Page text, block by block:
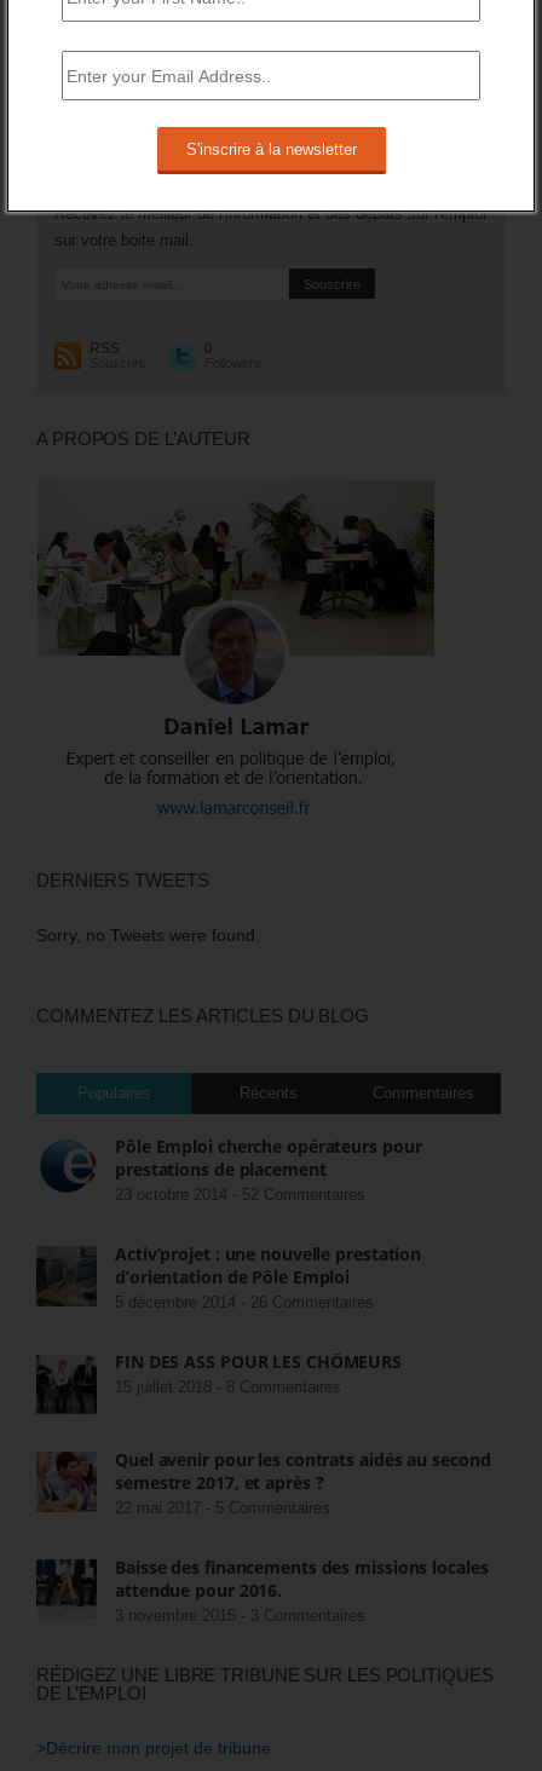
sur un an (soit +1,8%).
RESTEZ EN CONTACT
Recevez le meilleur de l'information et des débats sur l'emploi
sur votre boite mail.
RSS
Souscrire
0
Followers
A PROPOS DE L’AUTEUR
DERNIERS TWEETS
Sorry, no Tweets were found.
COMMENTEZ LES ARTICLES DU BLOG
Populaires Récents Commentaires
Pôle Emploi cherche opérateurs pour
prestations de placement
23 octobre 2014 - 52 Commentaires
Activ’projet : une nouvelle prestation
d’orientation de Pôle Emploi
5 décembre 2014 - 26 Commentaires
FIN DES ASS POUR LES CHÔMEURS
15 juillet 2018 - 8 Commentaires
Quel avenir pour les contrats aidés au second
semestre 2017, et après ?
22 mai 2017 - 5 Commentaires
Baisse des financements des missions locales
attendue pour 2016.
3 novembre 2015 - 3 Commentaires
RÉDIGEZ UNE LIBRE TRIBUNE SUR LES POLITIQUES
DE L’EMPLOI
>Décrire mon projet de tribune